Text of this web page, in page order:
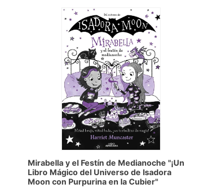
Mirabella y el Festín de Medianoche "¡Un
Libro Mágico del Universo de Isadora
Moon con Purpurina en la Cubier"